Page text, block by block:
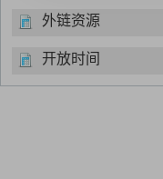
外链资源
开放时间